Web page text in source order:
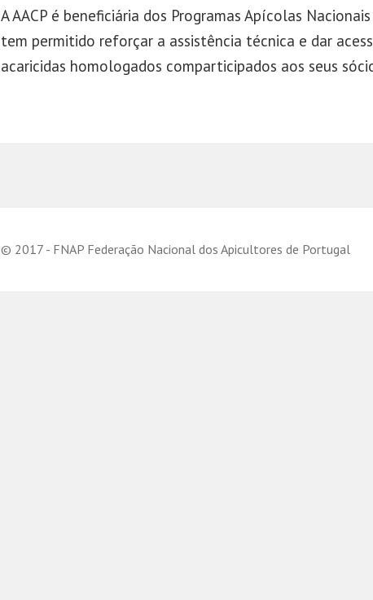
A AACP é beneficiária dos Programas Apícolas
tem permitido reforçar a assistência técnica e dar
acaricidas homologados comparticipados aos seus
© 2017 - FNAP Federação Nacional dos Apicultores de Portugal